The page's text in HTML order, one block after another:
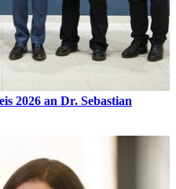
2026 an Dr. Sebastian